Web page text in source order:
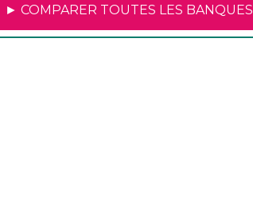
► COMPARER TOUTES LES BANQUES